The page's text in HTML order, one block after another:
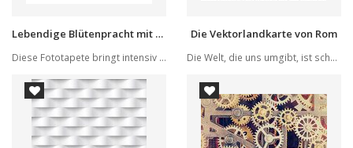
Lebendige Blütenpracht mit Zen-Flair
Diese Fototapete bringt intensiv strahlende ros...
Die Vektorlandkarte von Rom
Die Welt, die uns umgibt, ist schön – buchstäbl...